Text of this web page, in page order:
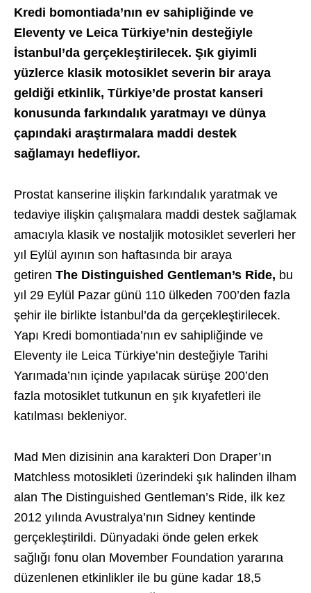
Kredi bomontiada’nın ev sahipliğinde ve
Eleventy ve Leica Türkiye’nin desteğiyle
İstanbul’da gerçekleştirilecek. Şık giyimli
yüzlerce klasik motosiklet severin bir araya
geldiği etkinlik, Türkiye’de prostat kanseri
konusunda farkındalık yaratmayı ve dünya
çapındaki araştırmalara maddi destek
sağlamayı hedefliyor.
Prostat kanserine ilişkin farkındalık yaratmak ve
tedaviye ilişkin çalışmalara maddi destek sağlamak
amacıyla klasik ve nostaljik motosiklet severleri her
yıl Eylül ayının son haftasında bir araya
getiren The Distinguished Gentleman’s Ride, bu
yıl 29 Eylül Pazar günü 110 ülkeden 700’den fazla
şehir ile birlikte İstanbul’da da gerçekleştirilecek.
Yapı Kredi bomontiada’nın ev sahipliğinde ve
Eleventy ile Leica Türkiye’nin desteğiyle Tarihi
Yarımada’nın içinde yapılacak sürüşe 200’den
fazla motosiklet tutkunun en şık kıyafetleri ile
katılması bekleniyor.
Mad Men dizisinin ana karakteri Don Draper’ın
Matchless motosikleti üzerindeki şık halinden ilham
alan The Distinguished Gentleman’s Ride, ilk kez
2012 yılında Avustralya’nın Sidney kentinde
gerçekleştirildi. Dünyadaki önde gelen erkek
sağlığı fonu olan Movember Foundation yararına
düzenlenen etkinlikler ile bu güne kadar 18,5